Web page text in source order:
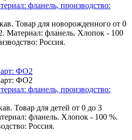
фланель, производство:
Товар для новорожденного от 0
Материал: фланель. Хлопок - 100
Россия.
фланель, производство:
Товар для детей от 0 до 3
фланель. Хлопок - 100 %.
Россия.